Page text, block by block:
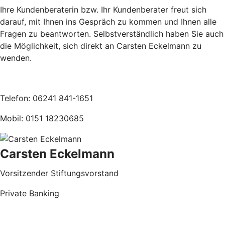
Ihre Kundenberaterin bzw. Ihr Kundenberater freut sich
darauf, mit Ihnen ins Gespräch zu kommen und Ihnen alle
Fragen zu beantworten. Selbstverständlich haben Sie auch
die Möglichkeit, sich direkt an Carsten Eckelmann zu
wenden.
Telefon: 06241 841-1651
Mobil: 0151 18230685
Carsten Eckelmann
Vorsitzender Stiftungsvorstand
Private Banking